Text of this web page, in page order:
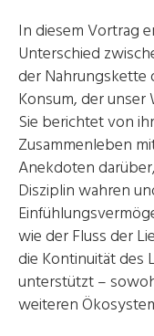
In diesem Vortrag
Unterschied
der Nahrungskette
Konsum, der
Sie berichtet von
Zusammenleben
Anekdoten
Disziplin wahren
wie der Fluss der
die Kontinuität des
unterstützt –
weiteren